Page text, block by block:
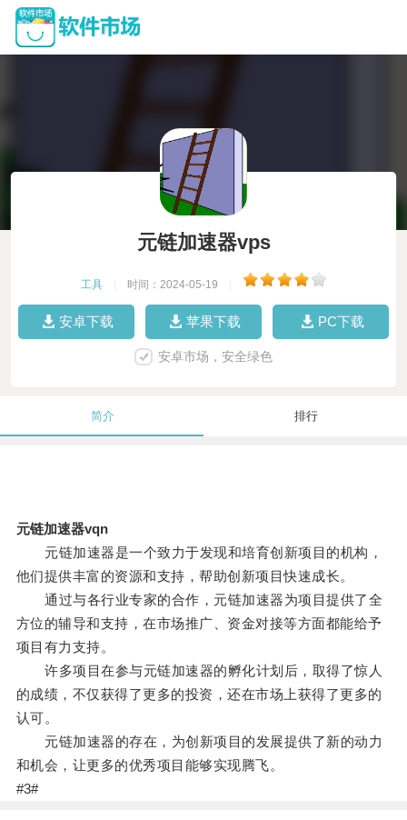
元链加速器vps
工具 时间：2024-05-19
安卓下载 苹果下载 PC下载
安卓市场，安全绿色
简介 排行
元链加速器vqn
元链加速器是一个致力于发现和培育创新项目的机构，
他们提供丰富的资源和支持，帮助创新项目快速成长。
通过与各行业专家的合作，元链加速器为项目提供了全
方位的辅导和支持，在市场推广、资金对接等方面都能给予
项目有力支持。
许多项目在参与元链加速器的孵化计划后，取得了惊人
的成绩，不仅获得了更多的投资，还在市场上获得了更多的
认可。
元链加速器的存在，为创新项目的发展提供了新的动力
和机会，让更多的优秀项目能够实现腾飞。
#3#